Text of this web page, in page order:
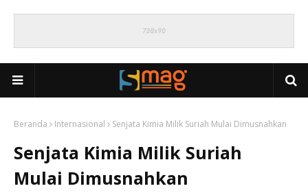
Beranda Internasional Senjata Kimia Milik Suriah Mulai Dimusnahkan
Senjata Kimia Milik Suriah
Mulai Dimusnahkan